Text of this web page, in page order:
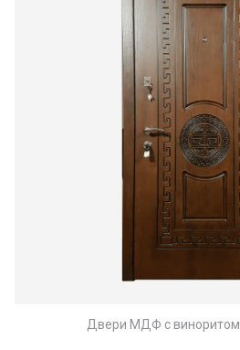
Двери МДФ с виноритом